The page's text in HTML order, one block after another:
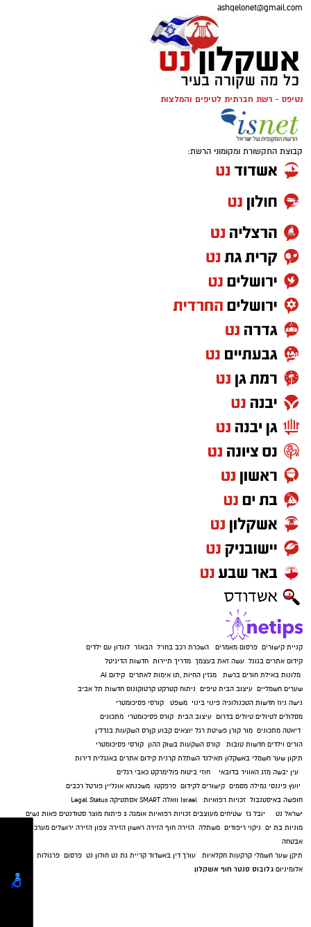
ashqelonet@gmail.com
נטיפס - רשת חברתית לטיפים והמלצות
קבוצת התקשורת ומקומוני הרשת:
קניית קישורים פרסום מאמרים השכרת רכב בחו"ל הבאזר לונדון עם ילדים
קידום אתרים בגוגל עשה זאת בעצמך מדריך תיירות חדשות הדיגיטל
מלונות באילת חורים ברשת מגזין החיות ,תו אימות לאתרים קידום AI
שערים חשמליים עיצוב הבית טיפים ניתוח קטרקט קרטוקונוס חדשות תל אביב
נישה ניוז חדשות הטכנולוגיה פינוי בינוי משפט
קורסי פסיכומטרי
מסלולים לטיולים טיולים בדרום עיצוב הבית קורס פסיכומטרי מתכונים
דיאטה מתכונים מור קורן פשיטת רגל יוצאים קבוע קןרס השקעות בנדל"ן
הורים וילדים חדשות טובות קורס השקעות בשוק ההון קורסי פסיכומטרי
תיקון שער חשמלי באשקלון תאילנד השתלת קרנית קידום אתרים באנגלית דירות
עין יבשה מזג האוויר בדובאי חוזי ביטוח פולימרקט כאבי רגלים
יועץ פיננסי גמילה מסמים קישורים לקידום פרפקטו משכנתא אונליין פורטל רכבים
חופשה באיסטנבול זכויות רפואיות Israel וואלה SMART אסתטיקה Legal Status
ישראל נט
יובל גז שטיחים מעוצבים זכויות רפואיות אומגה 3 פיתוח מוצר סטודנטים פאות נשים
מוניות בת ים ניקוי ריפודים משתלה הזירה חוף הזירה ראשון הזירה צפון הזירה ירושלים מערכות
אבטחה
תיקן שער חשמלי קרקעות חקלאיות עורך דין באשדוד קריית גת נט חולון נט פרסום פרגולות
אלומיניום גלובוס סנטר חוף אשקלון